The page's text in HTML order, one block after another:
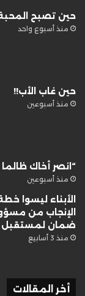
حين تصبح المحبة
منذ أسبوع واحد
حين غاب الأب!!
منذ أسبوعين
“انصر أخاك ظالما
منذ أسبوعين
الأبناء ليسوا
الإنجاب من
ضمان لمستقبل
منذ 3 أسابيع
أخر المقالات